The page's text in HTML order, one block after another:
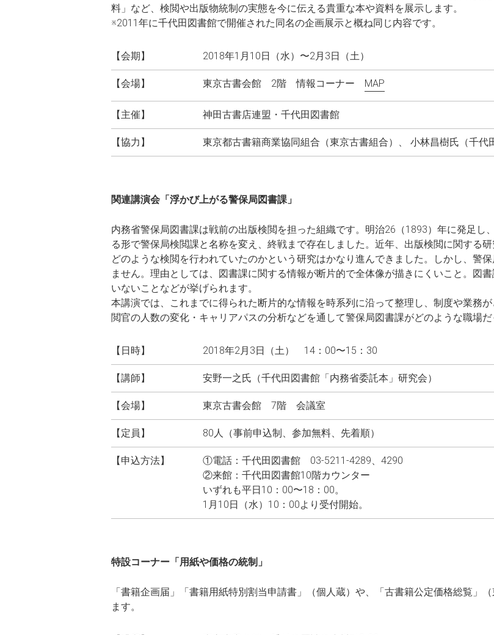
料」など、検閲や出版物統制の実態を今に伝える貴重な本や資料を展示します。
※2011年に千代田図書館で開催された同名の企画展示と概ね同じ内容です。
【会期】 2018年1月10日（水）〜2月3日（土）
【会場】 東京古書会館 2階 情報コーナー MAP
【主催】 神田古書店連盟・千代田図書館
【協力】 東京都古書籍商業協同組合（東京古書組合）、 小林昌樹氏（千代
関連講演会「浮かび上がる警保局図書課」
内務省警保局図書課は戦前の出版検閲を担った組織です。明治26（1893）年に発足し
る形で警保局検閲課と名称を変え、終戦まで存在しました。近年、出版検閲に関する
どのような検閲を行われていたのかという研究はかなり進んできました。しかし、警
ません。理由としては、図書課に関する情報が断片的で全体像が描きにくいこと。図
いないことなどが挙げられます。
本講演では、これまでに得られた断片的な情報を時系列に沿って整理し、制度や業務
閲官の人数の変化・キャリアパスの分析などを通して警保局図書課がどのような職場だ
【日時】 2018年2月3日（土） 14：00〜15：30
【講師】 安野一之氏（千代田図書館「内務省委託本」研究会）
【会場】 東京古書会館 7階 会議室
【定員】 80人（事前申込制、参加無料、先着順）
【申込方法】
①電話：千代田図書館 03-5211-4289、4290
②来館：千代田図書館10階カウンター
いずれも平日10：00〜18：00。
1月10日（水）10：00より受付開始。
特設コーナー「用紙や価格の統制」
「書籍企画届」「書籍用紙特別割当申請書」（個人蔵）や、「古書籍公定価格総覧」
ます。